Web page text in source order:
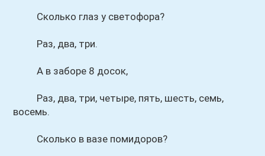
Сколько глаз у светофора?
Раз, два, три.
А в заборе 8 досок,
Раз, два, три, четыре, пять, шесть, семь,
восемь.
Сколько в вазе помидоров?